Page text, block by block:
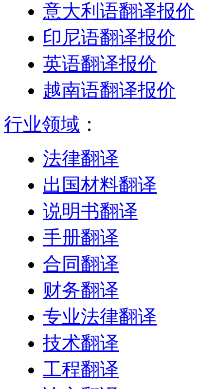
意大利语翻译报价
印尼语翻译报价
英语翻译报价
越南语翻译报价
行业领域 ：
法律翻译
出国材料翻译
说明书翻译
手册翻译
合同翻译
财务翻译
专业法律翻译
技术翻译
工程翻译